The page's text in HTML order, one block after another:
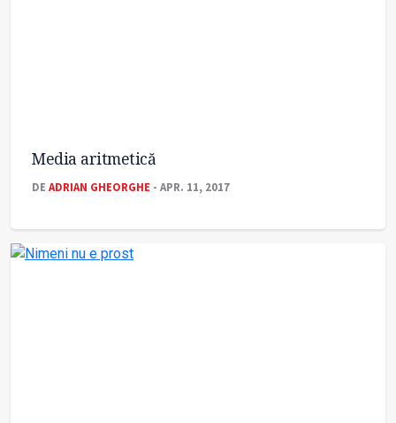
Media aritmetică
DE ADRIAN GHEORGHE - APR. 11, 2017